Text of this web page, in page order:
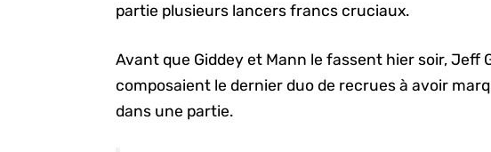
partie plusieurs lancers francs cruciaux.
Avant que Giddey et Mann le fassent hier soir, Jeff
composaient le dernier duo de recrues à avoir
dans une partie.